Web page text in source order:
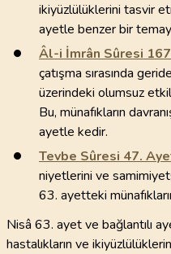
ikiyüzlülüklerini tasvir
ayetle benzer bir
Âl-i İmrân Sûresi 167
çatışma sırasında
üzerindeki olumsuz
Bu, münafıkların
ayetle kedir.
Tevbe Sûresi 47.
niyetlerini ve
63. ayetteki
Nisâ 63. ayet ve bağlantılı
hastalıkların ve